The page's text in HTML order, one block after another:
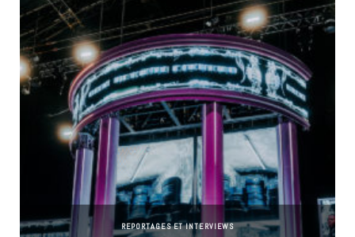
REPORTAGES ET INTERVIEWS